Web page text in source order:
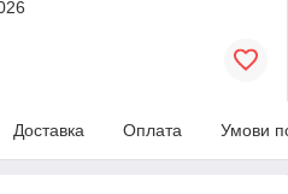
Доставка Оплата Умови